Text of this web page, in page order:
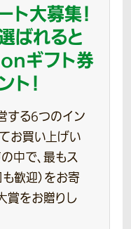
ト大募集！
ばれると
ギフト券
ト！
する6つのイン
お買い上げい
中で、最もス
歓迎）をお寄
賞をお贈りし